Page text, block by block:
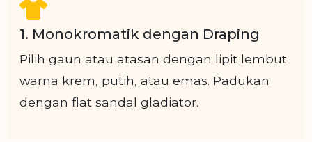
1. Monokromatik dengan Draping
Pilih gaun atau atasan dengan lipit lembut
warna krem, putih, atau emas. Padukan
dengan flat sandal gladiator.